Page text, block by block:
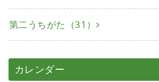
第二うちがた（31）
カレンダー